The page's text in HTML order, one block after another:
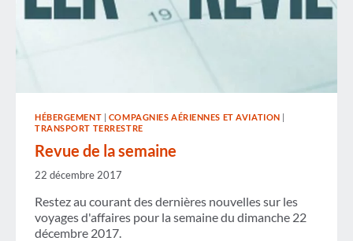
HÉBERGEMENT | COMPAGNIES AÉRIENNES ET AVIATION |
TRANSPORT TERRESTRE
Revue de la semaine
22 décembre 2017
Restez au courant des dernières nouvelles sur les
voyages d'affaires pour la semaine du dimanche 22
décembre 2017.